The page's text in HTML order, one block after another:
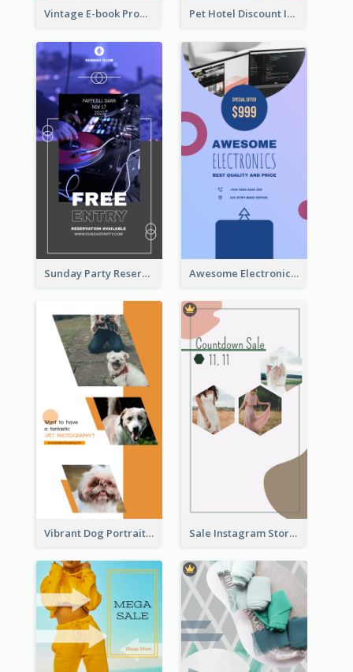
Vintage E-book Promote Instagram Story Design Pet Hotel Discount Instagram Story
Sunday Party Reservation Instagram Story Awesome Electronics Sale Instagram Story
Vibrant Dog Portrait Instagram Story Design Template Sale Instagram Story